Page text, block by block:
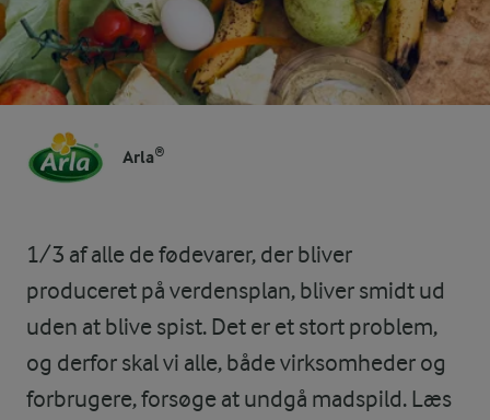
Arla®
1/3 af alle de fødevarer, der bliver
produceret på verdensplan, bliver smidt ud
uden at blive spist. Det er et stort problem,
og derfor skal vi alle, både virksomheder og
forbrugere, forsøge at undgå madspild. Læs